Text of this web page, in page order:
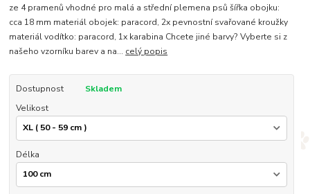
ze 4 pramenů vhodné pro malá a střední plemena psů šířka obojku:
cca 18 mm materiál obojek: paracord, 2x pevnostní svařované kroužky
materiál vodítko: paracord, 1x karabina Chcete jiné barvy? Vyberte si z
našeho vzorníku barev a na... celý popis
Dostupnost
Skladem
Velikost
Délka